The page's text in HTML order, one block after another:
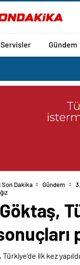
Servisler Gündem
Son Dakika Gündem